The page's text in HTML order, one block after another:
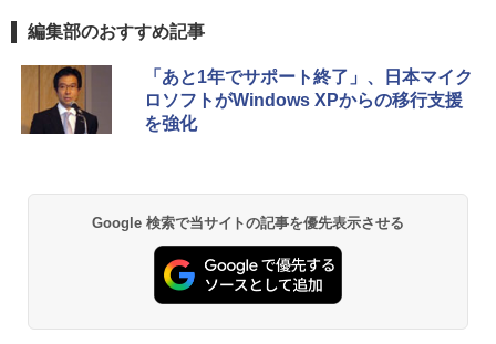
編集部のおすすめ記事
「あと1年でサポート終了」、日本マイク
ロソフトがWindows XPからの移行支援
を強化
Google 検索で当サイトの記事を優先表示させる